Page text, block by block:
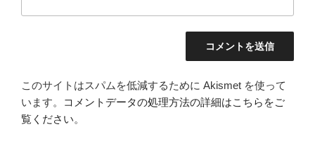
このサイトはスパムを低減するために Akismet を使って
います。
コメントデータの処理方法の詳細はこちらをご
覧ください。